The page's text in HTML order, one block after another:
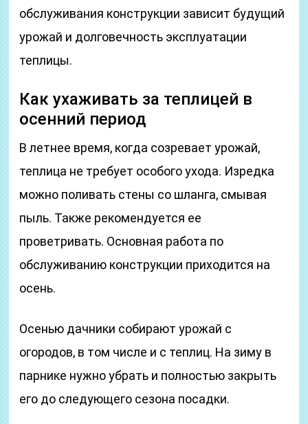
обслуживания конструкции зависит будущий
урожай и долговечность эксплуатации
теплицы.
Как ухаживать за теплицей в
осенний период
В летнее время, когда созревает урожай,
теплица не требует особого ухода. Изредка
можно поливать стены со шланга, смывая
пыль. Также рекомендуется ее
проветривать. Основная работа по
обслуживанию конструкции приходится на
осень.
Осенью дачники собирают урожай с
огородов, в том числе и с теплиц. На зиму в
парнике нужно убрать и полностью закрыть
его до следующего сезона посадки.